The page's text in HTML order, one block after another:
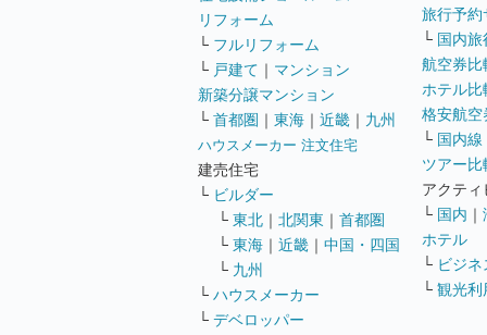
リフォーム
└ フルリフォーム
└ 戸建て ｜ マンション
新築分譲マンション
└ 首都圏 ｜ 東海 ｜ 近畿 ｜ 九州
ハウスメーカー 注文住宅
建売住宅
└ ビルダー
└ 東北 ｜ 北関東 ｜ 首都圏
└ 東海 ｜ 近畿 ｜ 中国・四国
└ 九州
└ ハウスメーカー
└ デベロッパー
旅行予約
└ 国内旅
航空券比
ホテル
格安航空
└ 国内線
ツアー
アクテ
└ 国内 ｜
ホテル
└ ビジ
└ 観光利